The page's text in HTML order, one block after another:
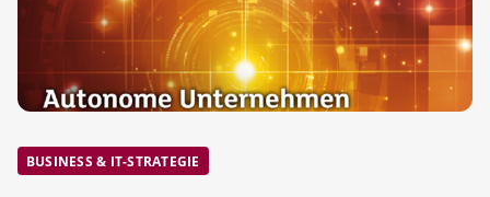
BUSINESS & IT-STRATEGIE